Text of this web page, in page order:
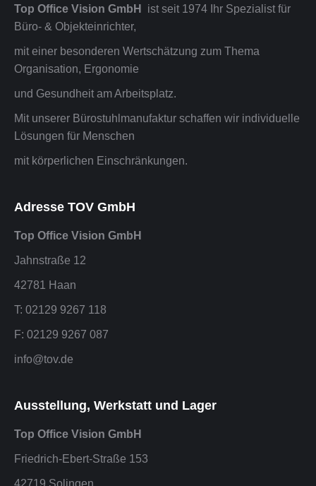
Top Office Vision GmbH
ist seit 1974 Ihr Spezialist für
Büro- & Objekteinrichter,
mit einer besonderen Wertschätzung zum Thema
Organisation, Ergonomie
und Gesundheit am Arbeitsplatz.
Mit unserer Bürostuhlmanufaktur schaffen wir individuelle
Lösungen für Menschen
mit körperlichen Einschränkungen.
Adresse TOV GmbH
Top Office Vision GmbH
Jahnstraße 12
42781 Haan
T: 02129 9267 118
F: 02129 9267 087
info@tov.de
Ausstellung, Werkstatt und Lager
Top Office Vision GmbH
Friedrich-Ebert-Straße 153
42719 Solingen